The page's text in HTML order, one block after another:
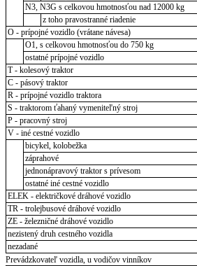
N3, N3G s celkovou hmotnosťou nad 12000 kg
z toho pravostranné riadenie
O - prípojné vozidlo (vrátane návesa)
O1, s celkovou hmotnosťou do 750 kg
ostatné prípojné vozidlo
T - kolesový traktor
C - pásový traktor
R - prípojné vozidlo traktora
S - traktorom ťahaný vymeniteľný stroj
P - pracovný stroj
V - iné cestné vozidlo
bicykel, kolobežka
záprahové
jednonápravový traktor s prívesom
ostatné iné cestné vozidlo
ELEK - električkové dráhové vozidlo
TR - trolejbusové dráhové vozidlo
ZE - železničné dráhové vozidlo
nezistený druh cestného vozidla
nezadané
Prevádzkovateľ vozidla, u vodičov vinníkov